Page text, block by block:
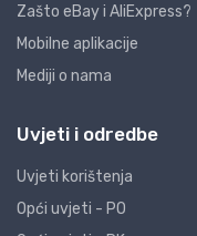
Zašto eBay i AliExpress?
Mobilne aplikacije
Mediji o nama
Uvjeti i odredbe
Uvjeti korištenja
Opći uvjeti - PO